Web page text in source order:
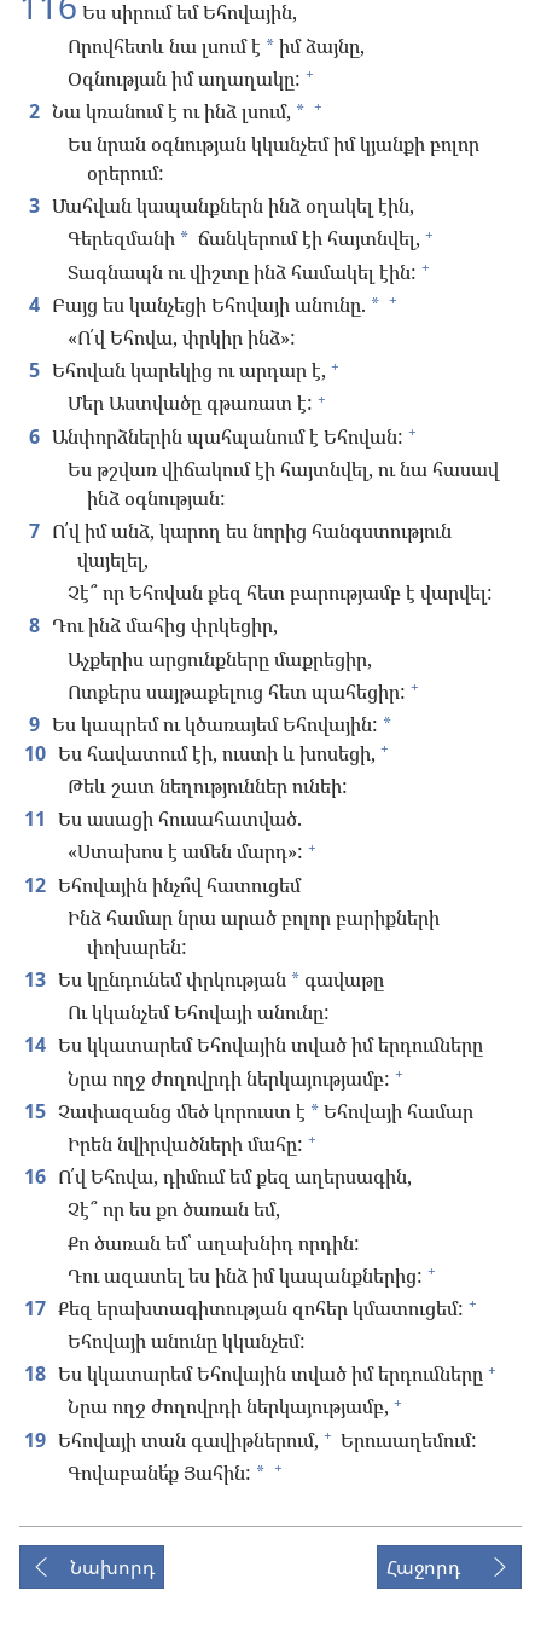
Ես սիրում եմ Եհովային,
Որովհետև նա լսում է *իմ ձայնը,
Օգնության իմ աղաղակը: +
2 Նա կռանում է ու ինձ լսում, * +
Ես նրան օգնության կկանչեմ իմ կյանքի բոլոր
օրերում:
3 Մահվան կապանքներն ինձ օղակել էին,
Գերեզմանի * ճանկերում էի հայտնվել, +
Տագնապն ու վիշտը ինձ համակել էին: +
4 Բայց ես կանչեցի Եհովայի անունը. * +
«Ո՛վ Եհովա, փրկիր ինձ»:
5 Եհովան կարեկից ու արդար է, +
Մեր Աստվածը գթառատ է: +
6 Անփորձներին պահպանում է Եհովան: +
Ես թշվառ վիճակում էի հայտնվել, ու նա հասավ
ինձ օգնության:
7 Ո՛վ իմ անձ, կարող ես նորից հանգստություն
վայելել,
Չէ՞ որ Եհովան քեզ հետ բարությամբ է վարվել:
8 Դու ինձ մահից փրկեցիր,
Աչքերիս արցունքները մաքրեցիր,
Ոտքերս սայթաքելուց հետ պահեցիր: +
9 Ես կապրեմ ու կծառայեմ Եհովային: *
10 Ես հավատում էի, ուստի և խոսեցի, +
Թեև շատ նեղություններ ունեի:
11 Ես ասացի հուսահատված.
«Ստախոս է ամեն մարդ»: +
12 Եհովային ինչո՞վ հատուցեմ
Ինձ համար նրա արած բոլոր բարիքների
փոխարեն:
13 Ես կընդունեմ փրկության * գավաթը
Ու կկանչեմ Եհովայի անունը:
14 Ես կկատարեմ Եհովային տված իմ երդումները
Նրա ողջ ժողովրդի ներկայությամբ: +
15 Չափազանց մեծ կորուստ է *Եհովայի համար
Իրեն նվիրվածների մահը: +
16 Ո՛վ Եհովա, դիմում եմ քեզ աղերսագին,
Չէ՞ որ ես քո ծառան եմ,
Քո ծառան եմ՝ աղախնիդ որդին:
Դու ազատել ես ինձ իմ կապանքներից: +
17 Քեզ երախտագիտության զոհեր կմատուցեմ: +
Եհովայի անունը կկանչեմ:
18 Ես կկատարեմ Եհովային տված իմ երդումները +
Նրա ողջ ժողովրդի ներկայությամբ, +
19 Եհովայի տան գավիթներում, + Երուսաղեմում:
Գովաբանե՛ք Յահին: * +
Նախորդ Հաջորդ